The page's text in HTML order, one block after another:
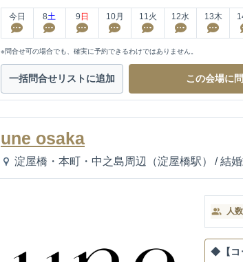
今日 8土 9 日 10月 11火 12水 13木
※問合せ可の場合でも、確実に予約できるわけではありません。
一括問合せリストに追加 この会場に
une osaka
淀屋橋・本町・中之島周辺（淀屋橋駅） / 結
人数
◆【コ